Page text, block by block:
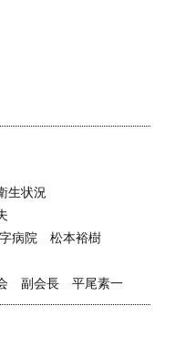
生状況
字病院 松本裕樹
会 副会長 平尾素一